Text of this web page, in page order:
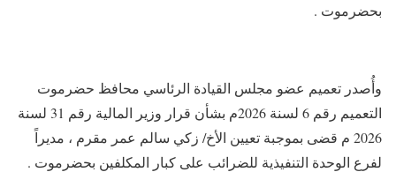
بحضرموت .
وأُصدر تعميم عضو مجلس القيادة الرئاسي محافظ حضرموت
التعميم رقم 6 لسنة 2026م بشأن قرار وزير المالية رقم 31 لسنة
2026 م قضى بموجبة تعيين الأخ/ زكي سالم عمر مقرم ، مديراً
لفرع الوحدة التنفيذية للضرائب على كبار المكلفين بحضرموت .